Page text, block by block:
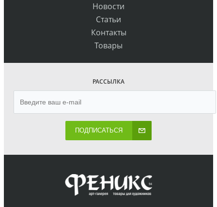
Новости
Статьи
Контакты
Товары
РАССЫЛКА
ПОДПИСАТЬСЯ